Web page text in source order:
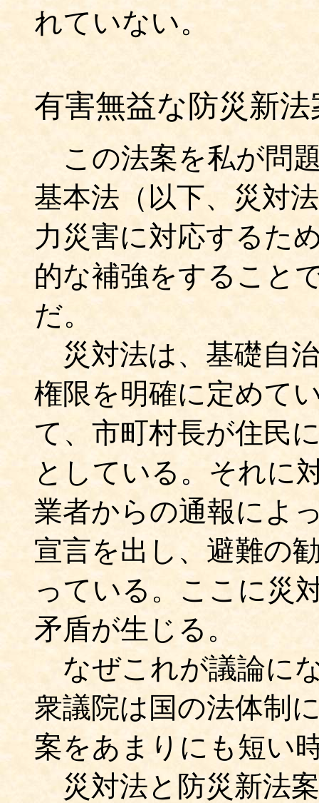
れていない。
有害無益な防災新法
この法案を私が問
基本法（以下、災対
力災害に対応するた
的な補強をすること
だ。
災対法は、基礎自
権限を明確に定めて
て、市町村長が住民
としている。それに
業者からの通報によ
宣言を出し、避難の
っている。ここに災
矛盾が生じる。
なぜこれが議論に
衆議院は国の法体制
案をあまりにも短い
災対法と防災新法